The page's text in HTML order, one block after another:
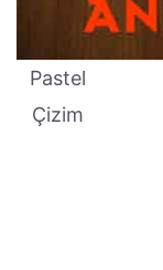
Pastel
Çizim